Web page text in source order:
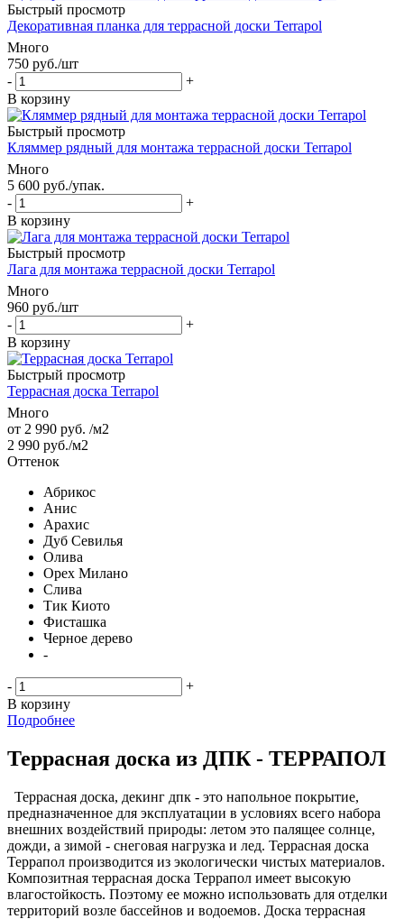
Быстрый просмотр
Декоративная планка для террасной доски Terrapol
Много
750 руб./шт
-
+
В корзину
Быстрый просмотр
Кляммер рядный для монтажа террасной доски Terrapol
Много
5 600 руб./упак.
-
+
В корзину
Быстрый просмотр
Лага для монтажа террасной доски Terrapol
Много
960 руб./шт
-
+
В корзину
Быстрый просмотр
Террасная доска Terrapol
Много
от 2 990 руб. /м2
2 990 руб./м2
Оттенок
Абрикос
Анис
Арахис
Дуб Севилья
Олива
Орех Милано
Слива
Тик Киото
Фисташка
Черное дерево
-
-
+
В корзину
Подробнее
Террасная доска из ДПК - ТЕРРАПОЛ
Террасная доска, декинг дпк - это напольное покрытие,
предназначенное для эксплуатации в условиях всего набора
внешних воздействий природы: летом это палящее солнце,
дожди, а зимой - снеговая нагрузка и лед. Террасная доска
Террапол производится из экологически чистых материалов.
Композитная террасная доска Террапол имеет высокую
влагостойкость. Поэтому ее можно использовать для отделки
территорий возле бассейнов и водоемов. Доска террасная